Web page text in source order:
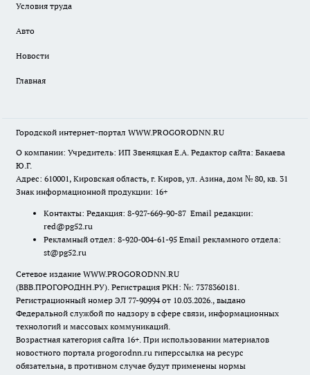
Условия труда
Авто
Новости
Главная
Городской интернет-портал WWW.PROGORODNN.RU
О компании: Учредитель: ИП Звеняцкая Е.А. Редактор сайта: Бакаева
Ю.Г.
Адрес: 610001, Кировская область, г. Киров, ул. Азина, дом № 80, кв. 31
Знак информационной продукции: 16+
Контакты: Редакция: 8-927-669-90-87 Email редакции:
red@pg52.ru
Рекламный отдел: 8-920-004-61-95 Email рекламного отдела:
st@pg52.ru
Сетевое издание WWW.PROGORODNN.RU
(ВВВ.ПРОГОРОДНН.РУ). Регистрация РКН: №: 7378360181.
Регистрационный номер ЭЛ 77-90994 от 10.03.2026., выдано
Федеральной службой по надзору в сфере связи, информационных
технологий и массовых коммуникаций.
Возрастная категория сайта 16+. При использовании материалов
новостного портала progorodnn.ru гиперссылка на ресурс
обязательна, в противном случае будут применены нормы